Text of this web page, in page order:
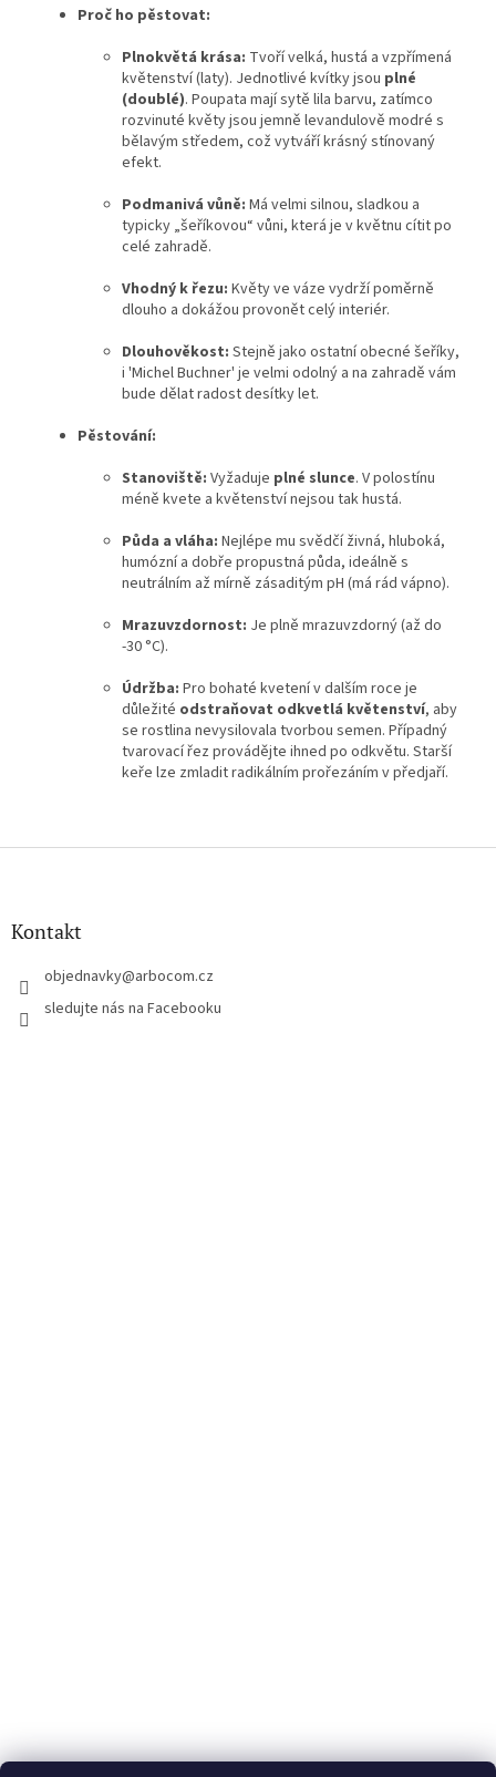
Proč ho pěstovat:
Plnokvětá krása: Tvoří velká, hustá a vzpřímená
květenství (laty). Jednotlivé kvítky jsou plné
(doublé). Poupata mají sytě lila barvu, zatímco
rozvinuté květy jsou jemně levandulově modré s
bělavým středem, což vytváří krásný stínovaný
efekt.
Podmanivá vůně: Má velmi silnou, sladkou a
typicky „šeříkovou“ vůni, která je v květnu cítit po
celé zahradě.
Vhodný k řezu: Květy ve váze vydrží poměrně
dlouho a dokážou provonět celý interiér.
Dlouhověkost: Stejně jako ostatní obecné šeříky,
i 'Michel Buchner' je velmi odolný a na zahradě vám
bude dělat radost desítky let.
Pěstování:
Stanoviště: Vyžaduje plné slunce. V polostínu
méně kvete a květenství nejsou tak hustá.
Půda a vláha: Nejlépe mu svědčí živná, hluboká,
humózní a dobře propustná půda, ideálně s
neutrálním až mírně zásaditým pH (má rád vápno).
Mrazuvzdornost: Je plně mrazuvzdorný (až do
-30 °C).
Údržba: Pro bohaté kvetení v dalším roce je
důležité odstraňovat odkvetlá květenství, aby
se rostlina nevysilovala tvorbou semen. Případný
tvarovací řez provádějte ihned po odkvětu. Starší
keře lze zmladit radikálním prořezáním v předjaří.
Z
Kontakt
objednavky@arbocom.cz
sledujte nás na Facebooku